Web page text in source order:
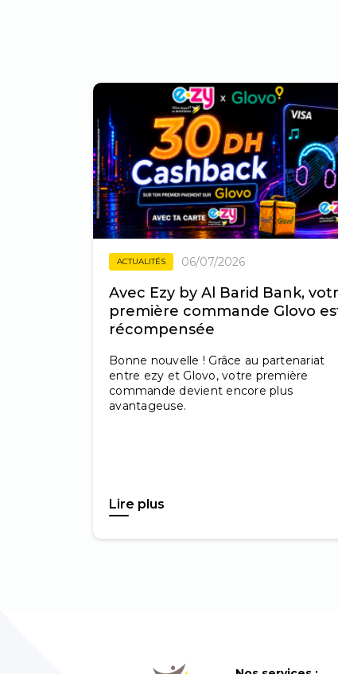
ACTUALITÉS 06/07/2026
Avec Ezy by Al Barid Bank,
première commande Glovo
récompensée
Bonne nouvelle ! Grâce au partenariat
entre ezy et Glovo, votre première
commande devient encore plus
avantageuse.
Lire plus